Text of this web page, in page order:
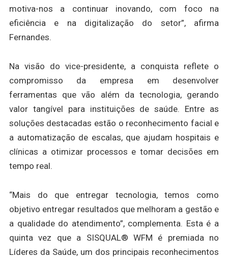
motiva-nos a continuar inovando, com foco na
eficiência e na digitalização do setor”, afirma
Fernandes.
Na visão do vice-presidente, a conquista reflete o
compromisso da empresa em desenvolver
ferramentas que vão além da tecnologia, gerando
valor tangível para instituições de saúde. Entre as
soluções destacadas estão o reconhecimento facial e
a automatização de escalas, que ajudam hospitais e
clínicas a otimizar processos e tomar decisões em
tempo real.
“Mais do que entregar tecnologia, temos como
objetivo entregar resultados que melhoram a gestão e
a qualidade do atendimento”, complementa. Esta é a
quinta vez que a SISQUAL® WFM é premiada no
Líderes da Saúde, um dos principais reconhecimentos